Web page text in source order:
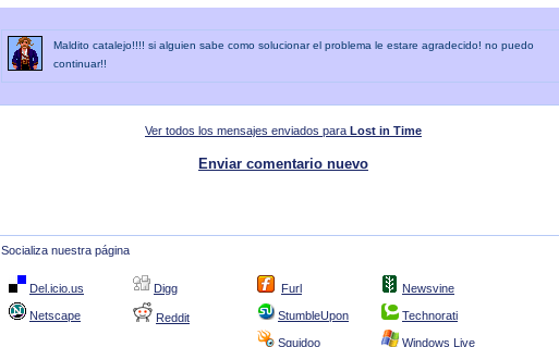
Maldito catalejo!!!! si alguien sabe como solucionar el problema le estare agradecido! no puedo
continuar!!
Ver todos los mensajes enviados para Lost in Time
Enviar comentario nuevo
Socializa nuestra página
Del.icio.us Digg Furl Newsvine
Netscape Reddit StumbleUpon Technorati
Squidoo Windows Live